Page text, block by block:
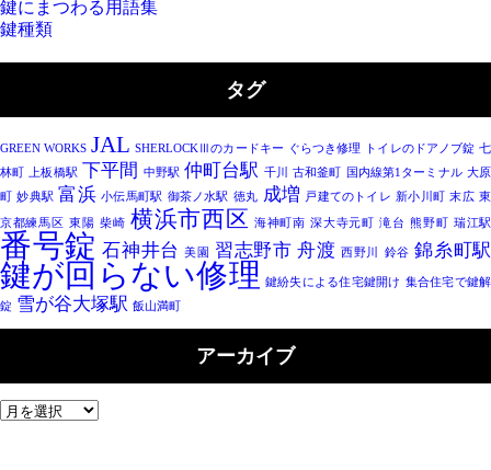
鍵にまつわる用語集
鍵種類
タグ
GREEN WORKS JAL SHERLOCKⅢのカードキー ぐらつき修理 トイレのドアノブ錠 七
林町
上板橋駅 下平間 中野駅 仲町台駅 千川 古和釜町 国内線第1ターミナル 大原
町 妙典駅 富浜 小伝馬町駅 御茶ノ水駅 徳丸 成増 戸建てのトイレ 新小川町 末広 東
京都練馬区 東陽 柴崎 横浜市西区 海神町南 深大寺元町 滝台 熊野町 瑞江駅
番号錠 石神井台 美園 習志野市 舟渡 西野川 鈴谷 錦糸町駅
鍵が回らない修理 鍵紛失による住宅鍵開け 集合住宅で鍵解
錠 雪が谷大塚駅 飯山満町
アーカイブ
ア